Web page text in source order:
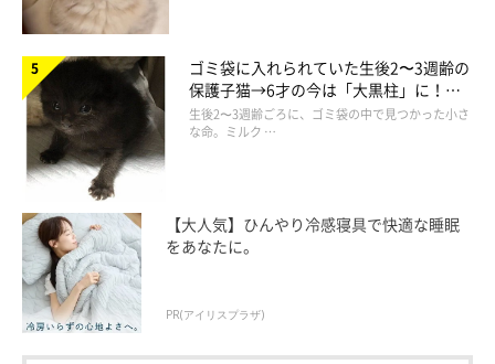
ゴミ袋に入れられていた生後2〜3週齢の
保護子猫→6才の今は「大黒柱」に！
美しい黒猫に成長した姿にグッとくる
生後2〜3週齢ごろに、ゴミ袋の中で見つかった小さ
な命。ミルク …
【大人気】ひんやり冷感寝具で快適な睡眠
をあなたに。
PR(アイリスプラザ)